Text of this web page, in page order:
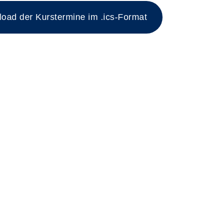
der Kurstermine im .ics-Format